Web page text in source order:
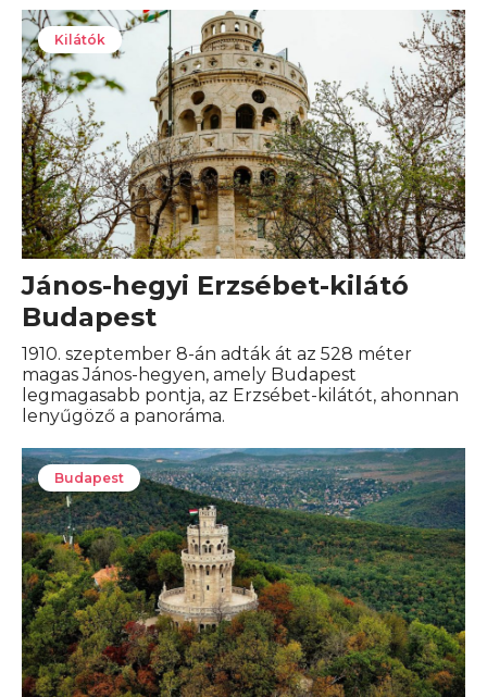
Kilátók
János-hegyi Erzsébet-kilátó
Budapest
1910. szeptember 8-án adták át az 528 méter
magas János-hegyen, amely Budapest
legmagasabb pontja, az Erzsébet-kilátót, ahonnan
lenyűgöző a panoráma.
Budapest